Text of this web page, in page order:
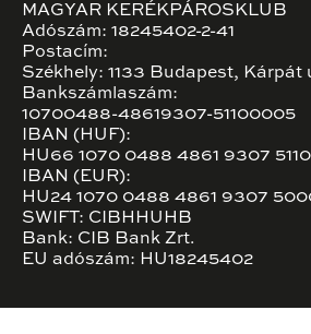
MAGYAR KERÉKPÁROSKLUB
Adószám: 18245402-2-41
Postacím:
Székhely: 1133 Budapest, Kárpát
Bankszámlaszám:
10700488-48619307-51100005
IBAN (HUF):
HU66 1070 0488 4861 9307
IBAN (EUR):
HU24 1070 0488 4861 9307
SWIFT: CIBHHUHB
Bank: CIB Bank Zrt.
EU adószám: HU18245402